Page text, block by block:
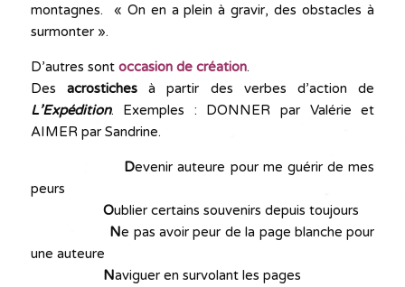
montagnes. « On en a plein à gravir, des obstacles à
surmonter ».
D’autres sont occasion de création.
Des acrostichesà partir des verbes d’action de
L’Expédition. Exemples : DONNER par Valérie et
AIMER par Sandrine.
Devenir auteure pour me guérir de mes
peurs
Oublier certains souvenirs depuis toujours
Ne pas avoir peur de la page blanche pour
une auteure
Naviguer en survolant les pages